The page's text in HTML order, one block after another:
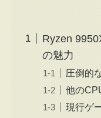
Ryzen
の魅力
圧倒的
他の
現行ゲ